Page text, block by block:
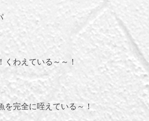
くわえている～～！
を完全に咥えている～！